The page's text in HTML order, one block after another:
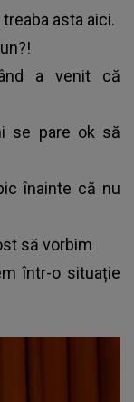
asta aici.
a venit că
se pare ok să
înainte că nu
să vorbim
într-o situație